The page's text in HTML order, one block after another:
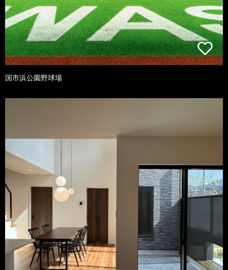
国市浜公園野球場